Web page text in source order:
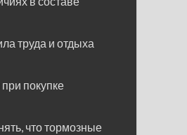
труда и отдыха
покупке
что тормозные